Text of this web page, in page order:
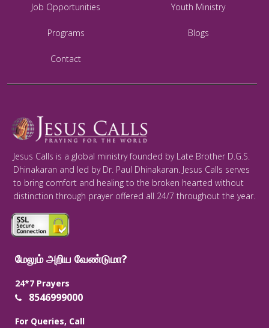
Job Opportunities Youth Ministry
Programs Blogs
Contact
Jesus Calls is a global ministry founded by Late Brother D.G.S.
Dhinakaran and led by Dr. Paul Dhinakaran. Jesus Calls serves
to bring comfort and healing to the broken hearted without
distinction through prayer offered all 24/7 throughout the year.
மேலும் அறிய வேண்டுமா?
24*7 Prayers
8546999000
For Queries, Call